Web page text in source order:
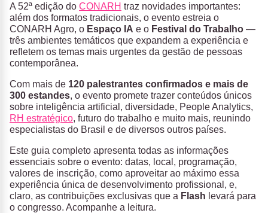
A 52ª edição do CONARH traz novidades importantes:
além dos formatos tradicionais, o evento estreia o
CONARH Agro, o Espaço IA e o Festival do Trabalho —
três ambientes temáticos que expandem a experiência e
refletem os temas mais urgentes da gestão de pessoas
contemporânea.
Com mais de 120 palestrantes confirmados e mais de
300 estandes, o evento promete trazer conteúdos únicos
sobre inteligência artificial, diversidade, People Analytics,
RH estratégico, futuro do trabalho e muito mais, reunindo
especialistas do Brasil e de diversos outros países.
Este guia completo apresenta todas as informações
essenciais sobre o evento: datas, local, programação,
valores de inscrição, como aproveitar ao máximo essa
experiência única de desenvolvimento profissional, e,
claro, as contribuições exclusivas que a Flash levará para
o congresso. Acompanhe a leitura.